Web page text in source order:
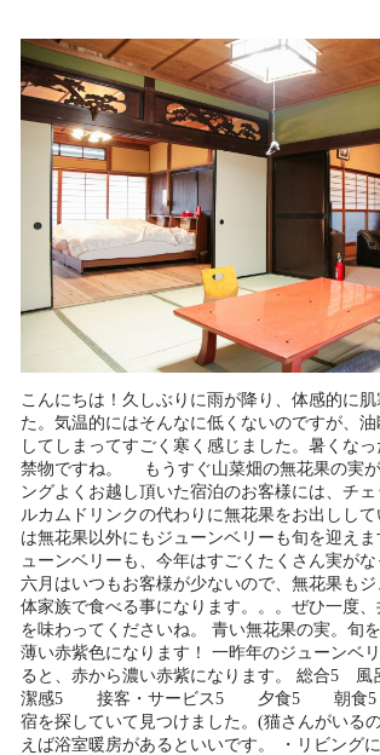
こんにちは！久しぶりに雨が降り、体感的に
た。気温的にはそんなに低くないのですが、
してしまってすごく寒く感じました。暑くな
禁物ですね。 もうすぐ山菜畑の無花果の実が
ングよくお越し頂いた宿泊のお客様には、チ
ルカムドリンクの代わりに無花果をお出しして
は無花果以外にもジューンベリーも旬を迎え
ューンベリーも、今年はすごくたくさん実が
六月はいつもお客様が少ないので、無花果も
体家族で食べる事になります。。。ぜひ一度
を味わってくださいね。 青い無花果の実。旬
薄い赤紫色になります！ 一昨年のジューンベ
ると、赤から濃い赤紫になります。 総合
潔感5 接客・サービス5 夕食5 朝食
宿を探していて見つけました。(猫さんがいる
えば浴室暖房があるといいです。 ・リビング